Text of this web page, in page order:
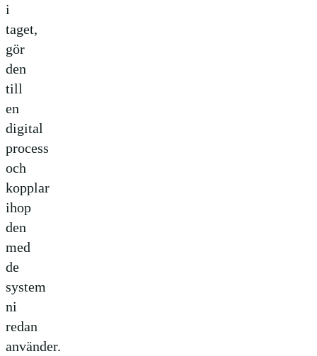
i
taget,
gör
den
till
en
digital
process
och
kopplar
ihop
den
med
de
system
ni
redan
använder.